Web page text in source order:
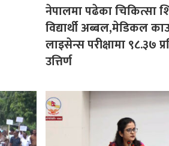
नेपालमा पढेका चिकित्सा
विद्यार्थी अब्बल,मेडिकल
लाइसेन्स परीक्षामा ९८.३७
उत्तिर्ण